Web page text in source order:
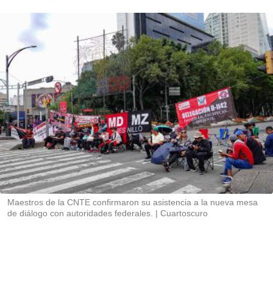
i
o
n
e
e
c
o
m
p
a
r
t
i
r
Maestros de la CNTE confirmaron su asistencia a la nueva mesa
de diálogo con autoridades federales.
Cuartoscuro